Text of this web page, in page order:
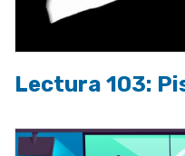
Lectura 103: